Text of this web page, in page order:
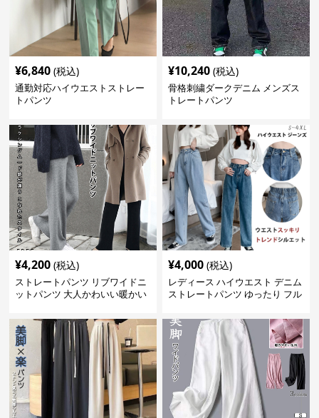
¥6,840 (税込)
通勤対応ハイウエストストレー
トパンツ
¥10,240 (税込)
骨格刺繍ダークデニム メンズス
トレートパンツ
¥4,200 (税込)
ストレートパンツ リブワイドニ
ットパンツ 大人かわいい暖かい
¥4,000 (税込)
レディース ハイウエスト デニム
ストレートパンツ ゆったり フル